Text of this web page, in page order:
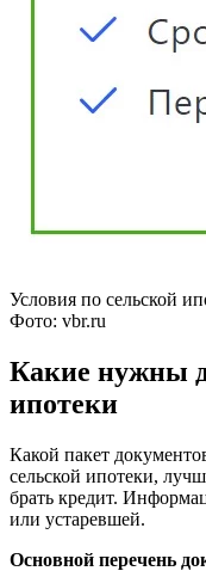
Условия по сельской
Фото: vbr.ru
Какие нужны
ипотеки
Какой пакет
сельской ипотеки,
брать кредит.
или устаревшей.
Основной перечень